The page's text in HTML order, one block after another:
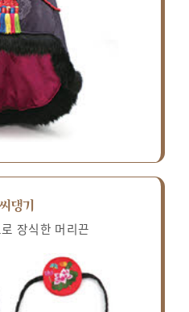
댕기
장식한 머리끈